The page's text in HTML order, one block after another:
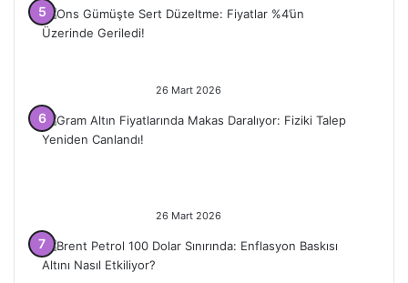
26 Mart 2026
26 Mart 2026